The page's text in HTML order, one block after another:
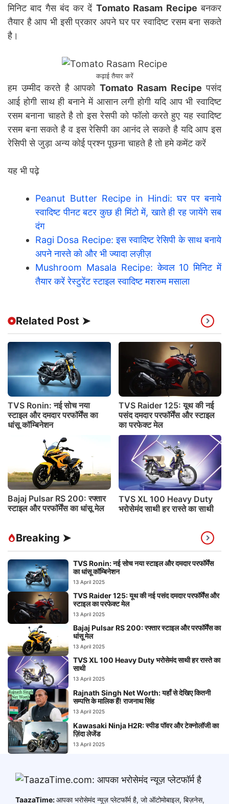
मिनिट बाद गैस बंद कर दें Tomato Rasam Recipe बनकर
तैयार है आप भी इसी प्रकार अपने घर पर स्वादिष्ट रसम बना सकते
है।
कढ़ाई तैयार करें
हम उम्मीद करते है आपको Tomato Rasam Recipe पसंद
आई होगी साथ ही बनाने में आसान लगी होगी यदि आप भी स्वादिष्ट
रसम बनाना चाहते है तो इस रेसपी को फॉलो करते हुए यह स्वादिष्ट
रसम बना सकते है व इस रेसिपी का आनंद ले सकते है यदि आप इस
रेसिपी से जुड़ा अन्य कोई प्रश्न पूछना चाहते है तो हमे कमेंट करें
यह भी पढ़े
Peanut Butter Recipe in Hindi: घर पर बनाये
स्वादिष्ट पीनट बटर कुछ ही मिंटो में, खाते ही रह जायेंगे सब
दंग
Ragi Dosa Recipe: इस स्वादिष्ट रेसिपी के साथ बनाये
अपने नास्ते को और भी ज्यादा लज़ीज़
Mushroom Masala Recipe: केवल 10 मिनिट में
तैयार करें रेस्टुरेंट स्टाइल स्वादिष्ट मशरुम मसाला
Related Post ➤
TVS Ronin: नई सोच नया
स्टाइल और दमदार परफॉर्मेंस का
धांसू कॉम्बिनेशन
TVS Raider 125: यूथ की नई
पसंद दमदार परफॉर्मेंस और स्टाइल
का परफेक्ट मेल
Bajaj Pulsar RS 200: रफ्तार
स्टाइल और परफॉर्मेंस का धांसू मेल
TVS XL 100 Heavy Duty
भरोसेमंद साथी हर रास्ते का साथी
Breaking ➤
TVS Ronin: नई सोच नया स्टाइल और दमदार परफॉर्मेंस
का धांसू कॉम्बिनेशन
13 April 2025
TVS Raider 125: यूथ की नई पसंद दमदार परफॉर्मेंस और
स्टाइल का परफेक्ट मेल
13 April 2025
Bajaj Pulsar RS 200: रफ्तार स्टाइल और परफॉर्मेंस का
धांसू मेल
13 April 2025
TVS XL 100 Heavy Duty भरोसेमंद साथी हर रास्ते का
साथी
13 April 2025
Rajnath Singh Net Worth: यहाँ से देखिए कितनी
सम्पत्ति के मालिक हैं! राजनाथ सिंह
13 April 2025
Kawasaki Ninja H2R: स्पीड पॉवर और टेक्नोलॉजी का
ज़िंदा लेजेंड
13 April 2025
TaazaTime:आपका भरोसेमंद न्यूज़ प्लेटफॉर्म है, जो ऑटोमोबाइल, बिज़नेस,